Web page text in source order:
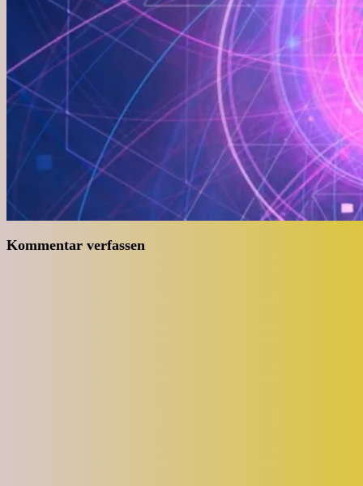
Kommentar verfassen